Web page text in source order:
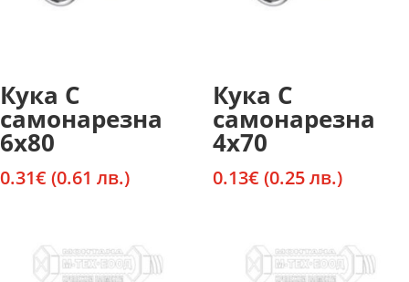
Кука С
самонарезна
6х80
0.31€ (0.61 лв.)
Кука С
самонарезна
4х70
0.13€ (0.25 лв.)